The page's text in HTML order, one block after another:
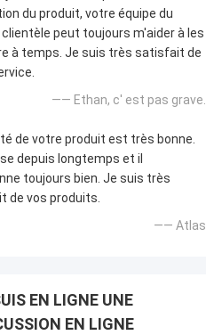
du produit, votre équipe du
peut toujours m'aider à les
à temps. Je suis très satisfait de
—— Ethan, c' est pas grave.
de votre produit est très bonne.
depuis longtemps et il
toujours bien. Je suis très
de vos produits.
—— Atlas
EN LIGNE UNE
EN LIGNE